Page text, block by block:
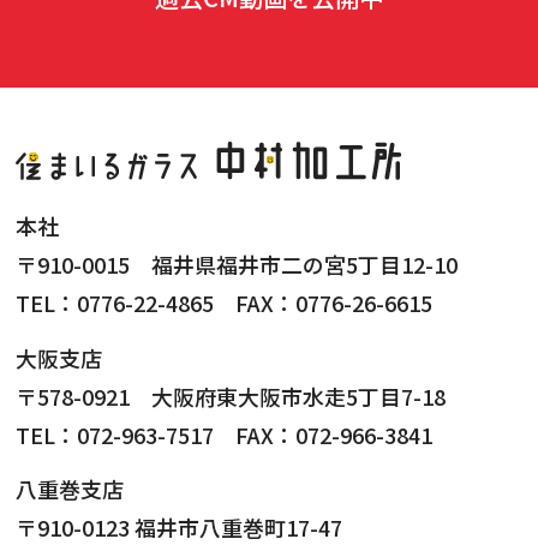
本社
〒910-0015 福井県福井市二の宮5丁目12-10
TEL：0776-22-4865 FAX：0776-26-6615
大阪支店
〒578-0921 大阪府東大阪市水走5丁目7-18
TEL：072-963-7517 FAX：072-966-3841
八重巻支店
〒910-0123 福井市八重巻町17-47